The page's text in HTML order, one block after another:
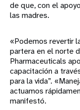
de que, con el
las madres.
«Podemos revertir
partera en el norte
Pharmaceuticals
capacitación a
para la vida”.
actuamos
manifestó.